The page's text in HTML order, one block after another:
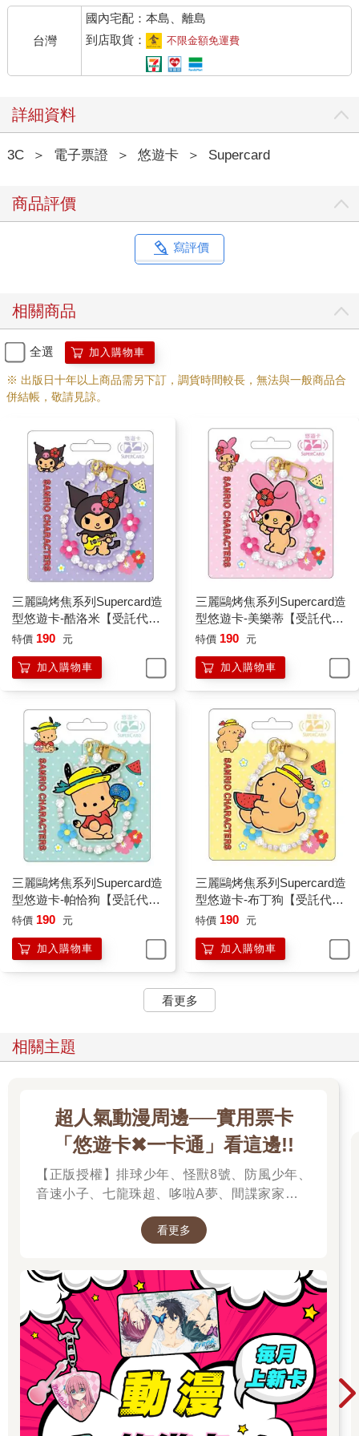
台灣
國內宅配：本島、離島
到店取貨：
不限金額免運費
詳細資料
3C ＞ 電子票證 ＞ 悠遊卡 ＞ Supercard
商品評價
寫評價
相關商品
全選 加入購物車
※ 出版日十年以上商品需另下訂，調貨時間較長，無法與一般商品合
併結帳，敬請見諒。
三麗鷗烤焦系列Supercard造
型悠遊卡-酷洛米【受託代
銷】
特價 190 元
加入購物車
三麗鷗烤焦系列Supercard造
型悠遊卡-美樂蒂【受託代
銷】
特價 190 元
加入購物車
三麗鷗烤焦系列Supercard造
型悠遊卡-帕恰狗【受託代
銷】
特價 190 元
加入購物車
三麗鷗烤焦系列Supercard造
型悠遊卡-布丁狗【受託代
銷】
特價 190 元
加入購物車
看更多
相關主題
超人氣動漫周邊──實用票卡
「悠遊卡✖一卡通」看這邊!!
【正版授權】排球少年、怪獸8號、防風少年、
音速小子、七龍珠超、哆啦A夢、間諜家家酒、
滾、美少女戰士、Free!男子游泳部、寶可夢、音
諾貝塔
看更多